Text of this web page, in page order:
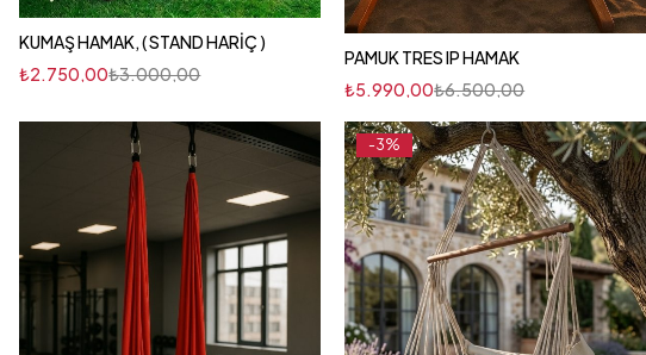
KUMAŞ HAMAK, ( STAND HARİÇ )
₺3.000,00
₺2.750,00
PAMUK TRES IP HAMAK
₺6.500,00
₺5.990,00
-3%